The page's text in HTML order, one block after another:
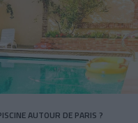
AUTOUR DE PARIS ?